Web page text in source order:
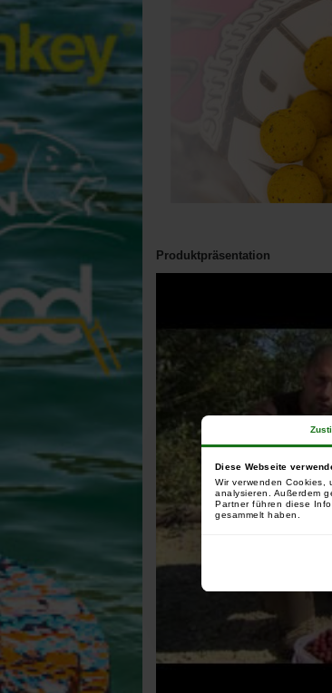
Diese Webseite
Wir verwenden
analysieren. Außerdem
Partner führen diese
gesammelt haben.
Produktpräsentation